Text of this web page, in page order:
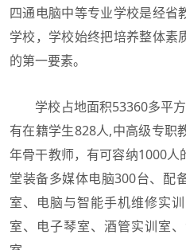
四通电脑中等专业学校是经省
学校，学校始终把培养整体素
的第一要素。
学校占地面积53360多平方
有在籍学生828人,中高级专职
年骨干教师，有可容纳1000
堂装备多媒体电脑300台、配
室、电脑与智能手机维修实
室、电子琴室、酒管实训室